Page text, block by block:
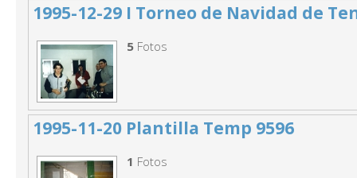
1995-12-29 I Torneo de Navidad de
5 Fotos
1995-11-20 Plantilla Temp 9596
1 Fotos